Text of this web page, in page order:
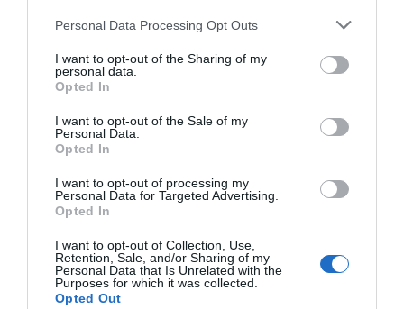
This information may also be disclosed by us to third parties
disclose it to other third parties.
Please note that this website/app uses one or more Google
services and may gather and store information including but
not limited to your visit or usage behaviour. You may click to
grant or deny consent to Google and its third-party tags to
consent section.
Personal Data Processing Opt Outs
I want to opt-out of the Sharing of my
personal data.
Opted In
I want to opt-out of the Sale of my
Personal Data.
Opted In
I want to opt-out of processing my
Personal Data for Targeted Advertising.
Opted In
I want to opt-out of Collection, Use,
Retention, Sale, and/or Sharing of my
Personal Data that Is Unrelated with the
Purposes for which it was collected.
Opted Out
ARTICOLI RECENTI
“A tavola con Csaba”: chelsea buns
Giusina Battaglia
“Giusina in cucina”: biscotti da inzuppo di Giusina Battaglia
“In cucina con Imma e Matteo”: tortino al cioccolato
“Camper”: semifreddo di yogurt e crumble